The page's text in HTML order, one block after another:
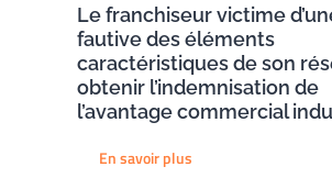
Le franchiseur victime
fautive des éléments
caractéristiques de son
obtenir l’indemnisation de
l’avantage commercial indu
En savoir plus